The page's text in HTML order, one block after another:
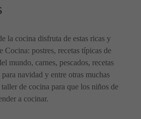
la cocina disfruta de estas ricas y
Cocina: postres, recetas típicas de
mundo, carnes, pescados, recetas
para navidad y entre otras muchas
de cocina para que los niños de
a cocinar.